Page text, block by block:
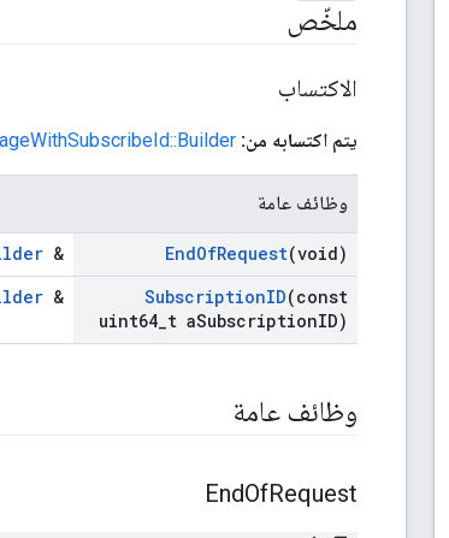
ملخّص
الاكتساب
يتم اكتسابه من:
وظائف عامة
EndOfRequest(void)
&
SubscriptionID(const
uint64 t aSubscriptionID)
&
وظائف عامة
EndOfRequest